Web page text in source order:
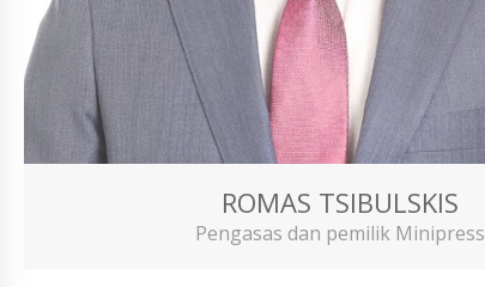
ROMAS TSIBULSKIS
Pengasas dan pemilik Minipress